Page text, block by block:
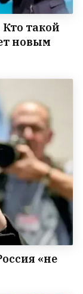
такой
новым
«не